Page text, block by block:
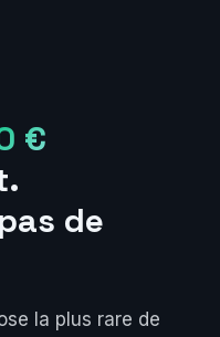
€
de
la plus rare de